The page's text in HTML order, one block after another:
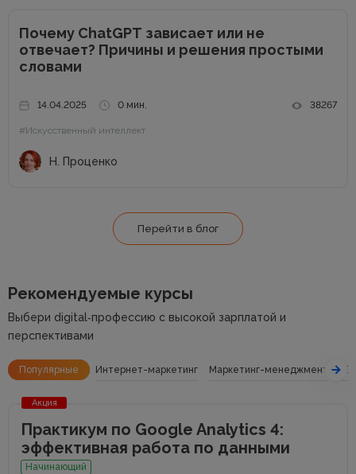
Почему ChatGPT зависает или не
отвечает? Причины и решения простыми
словами
14.04.2025 0 мин. 38267
#Искусственный интеллект
Н. Проценко
Перейти в блог
Рекомендуемые курсы
Выбери digital‑профессию с высокой зарплатой и
перспективами
Популярные Интернет-маркетинг Маркетинг-менеджмент
Акция
Практикум по Google Analytics 4:
эффективная работа по данными
Начинающий